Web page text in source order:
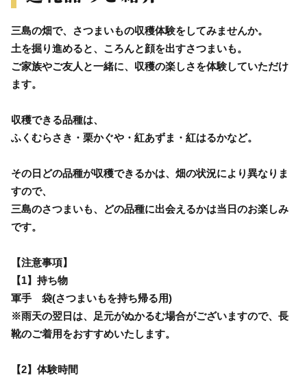
三島の畑で、さつまいもの収穫体験をしてみませんか。
土を掘り進めると、ころんと顔を出すさつまいも。
ご家族やご友人と一緒に、収穫の楽しさを体験していただけ
ます。
収穫できる品種は、
ふくむらさき・栗かぐや・紅あずま・紅はるかなど。
その日どの品種が収穫できるかは、畑の状況により異なりま
すので、
三島のさつまいも、どの品種に出会えるかは当日のお楽しみ
です。
【注意事項】
【1】持ち物
軍手 袋(さつまいもを持ち帰る用)
※雨天の翌日は、足元がぬかるむ場合がございますので、長
靴のご着用をおすすめいたします。
【2】体験時間